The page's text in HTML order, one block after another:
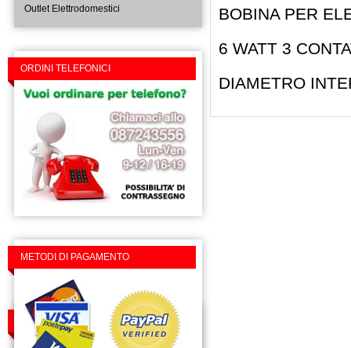
Outlet Elettrodomestici
ORDINI TELEFONICI
METODI DI PAGAMENTO
TROVACI SU FACEBOOK
BOBINA PER
6 WATT 3
DIAMETRO